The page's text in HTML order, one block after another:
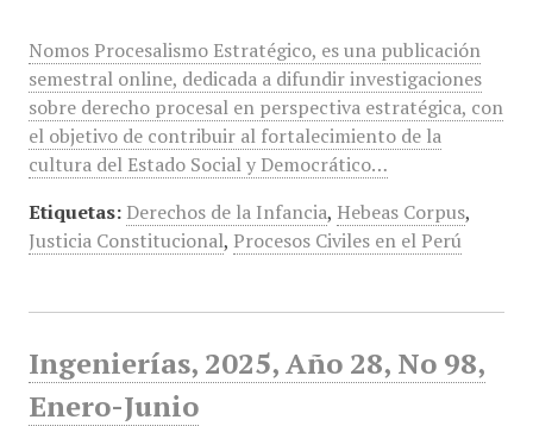
Nomos Procesalismo Estratégico, es una publicación
semestral online, dedicada a difundir investigaciones
sobre derecho procesal en perspectiva estratégica, con
el objetivo de contribuir al fortalecimiento de la
cultura del Estado Social y Democrático…
Etiquetas: Derechos de la Infancia, Hebeas Corpus,
Justicia Constitucional, Procesos Civiles en el Perú
Ingenierías, 2025, Año 28, No 98,
Enero-Junio